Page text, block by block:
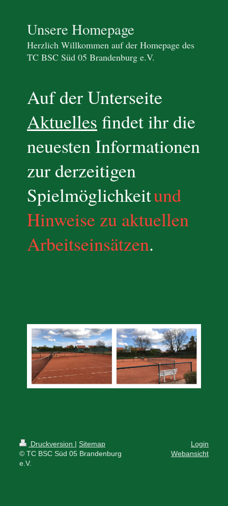
Unsere Homepage
Herzlich Willkommen auf der Homepage des
TC BSC Süd 05 Brandenburg e.V.
Auf der Unterseite
Aktuelles findet ihr die
neuesten Informationen
zur derzeitigen
Spielmöglichkeitund
Hinweise zu aktuellen
Arbeitseinsätzen.
Druckversion | Sitemap
© TC BSC Süd 05 Brandenburg
e.V.
Login
Webansicht